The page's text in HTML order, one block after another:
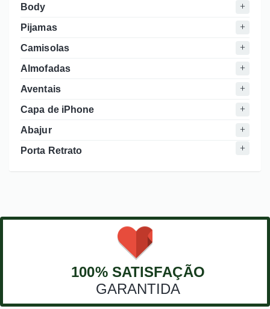
Body
Pijamas
Camisolas
Almofadas
Aventais
Capa de iPhone
Abajur
Porta Retrato
100% SATISFAÇÃO
GARANTIDA